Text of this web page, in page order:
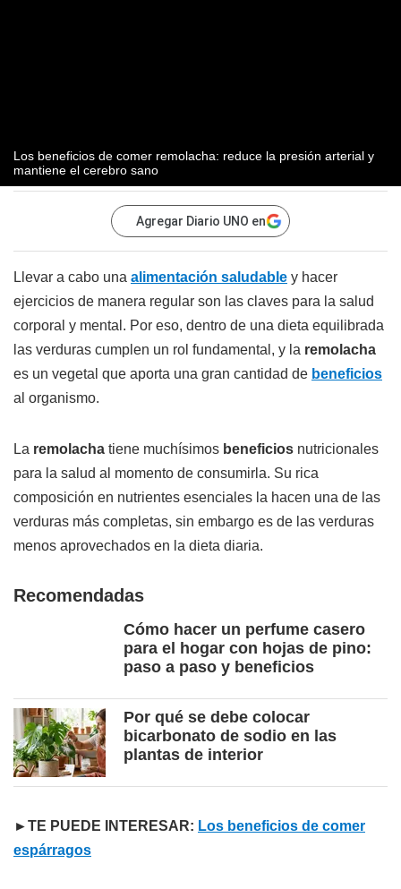
Los beneficios de comer remolacha: reduce la presión arterial y
mantiene el cerebro sano
Agregar Diario UNO en
Llevar a cabo una alimentación saludable y hacer
ejercicios de manera regular son las claves para la salud
corporal y mental. Por eso, dentro de una dieta equilibrada
las verduras cumplen un rol fundamental, y la remolacha
es un vegetal que aporta una gran cantidad de beneficios
al organismo.
La remolacha tiene muchísimos beneficios nutricionales
para la salud al momento de consumirla. Su rica
composición en nutrientes esenciales la hacen una de las
verduras más completas, sin embargo es de las verduras
menos aprovechados en la dieta diaria.
Recomendadas
Cómo hacer un perfume casero
para el hogar con hojas de pino:
paso a paso y beneficios
Por qué se debe colocar
bicarbonato de sodio en las
plantas de interior
►TE PUEDE INTERESAR: Los beneficios de comer
espárragos